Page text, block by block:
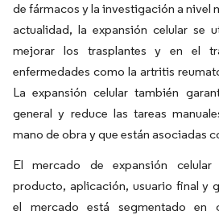
de fármacos y la investigación a nivel
actualidad, la expansión celular se
mejorar los trasplantes y en el
enfermedades como la artritis
La expansión celular también
general y reduce las tareas
mano de obra y que están asociadas
El mercado de expansión
producto, aplicación, usuario final y
el mercado está segmentado en